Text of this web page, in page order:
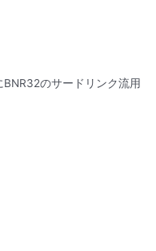
のサードリンク流用